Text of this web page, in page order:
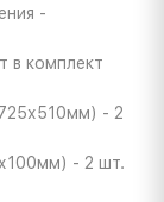
-
в комплект
- 2
- 2 шт.